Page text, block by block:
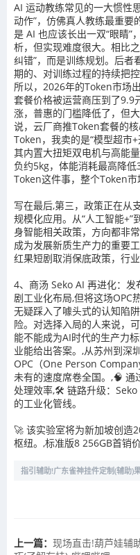
AI 运动教练常见的一大惯性
动作”，仿佛真人教练最重要
是 AI 也应该长出一双“眼睛”
析，但实现难度很大。相比
纠错”，而是训练规划。后者
期的、对训练过程的持续把
所以，2026年的Token市场
套餐价格被运营商压到了9.9
涨，普惠的门槛降低了，但
说，云厂商推Token套餐的
Token，我卖的是“模型超市+
其内置大扭矩双电机与高能
负约5kg，体能消耗最高降
Token这件事，整个Token
写在最后,第三，政策正在从
规模化应用。从“人工智能+”
身智能相关政策，方向都非
成为发展新质生产力的重要
红果短剧取消保底政策，行
4、商汤 Seko AI 再进化：
剧工业化布局,但将这场OPC
无疑踩入了噱头式的认知陷
险。对选择入局的人来说，
能不能成为AI时代的生产力
业能给出答案。,从苏州到深
OPC（One Person
未有的速度席卷全国。,🧠
处理效率,🛠 链路升级：
的工业化管线。
🚀 该实验室将为新加坡创造
枢纽。,标准版8 256GB首销
指引辅助!广东雀神挂件定制(辅助)
上一篇： 现场直击!葫芦娃辅